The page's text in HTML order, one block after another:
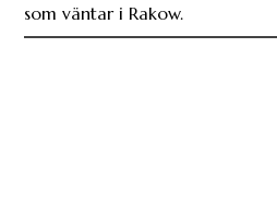
som väntar i Rakow.